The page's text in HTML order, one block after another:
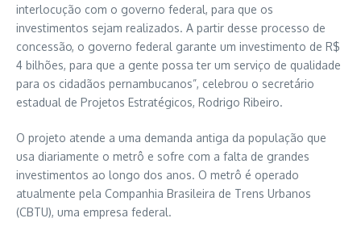
interlocução com o governo federal, para que os
investimentos sejam realizados. A partir desse processo de
concessão, o governo federal garante um investimento de R$
4 bilhões, para que a gente possa ter um serviço de qualidade
para os cidadãos pernambucanos”, celebrou o secretário
estadual de Projetos Estratégicos, Rodrigo Ribeiro.
O projeto atende a uma demanda antiga da população que
usa diariamente o metrô e sofre com a falta de grandes
investimentos ao longo dos anos. O metrô é operado
atualmente pela Companhia Brasileira de Trens Urbanos
(CBTU), uma empresa federal.